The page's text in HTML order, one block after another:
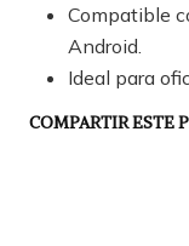
Compatible
Android.
Ideal para
COMPARTIR ESTE